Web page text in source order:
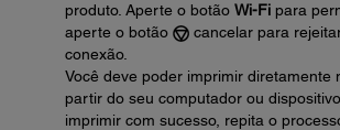
produto. Aperte o botão Wi-Fi para
aperte o botão
cancelar para
conexão.
Você deve poder imprimir diretamente
partir do seu computador ou
imprimir com sucesso, repita o